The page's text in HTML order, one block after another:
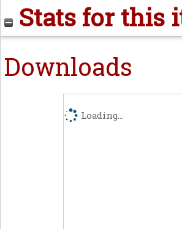
Stats for this
Downloads
Loading...